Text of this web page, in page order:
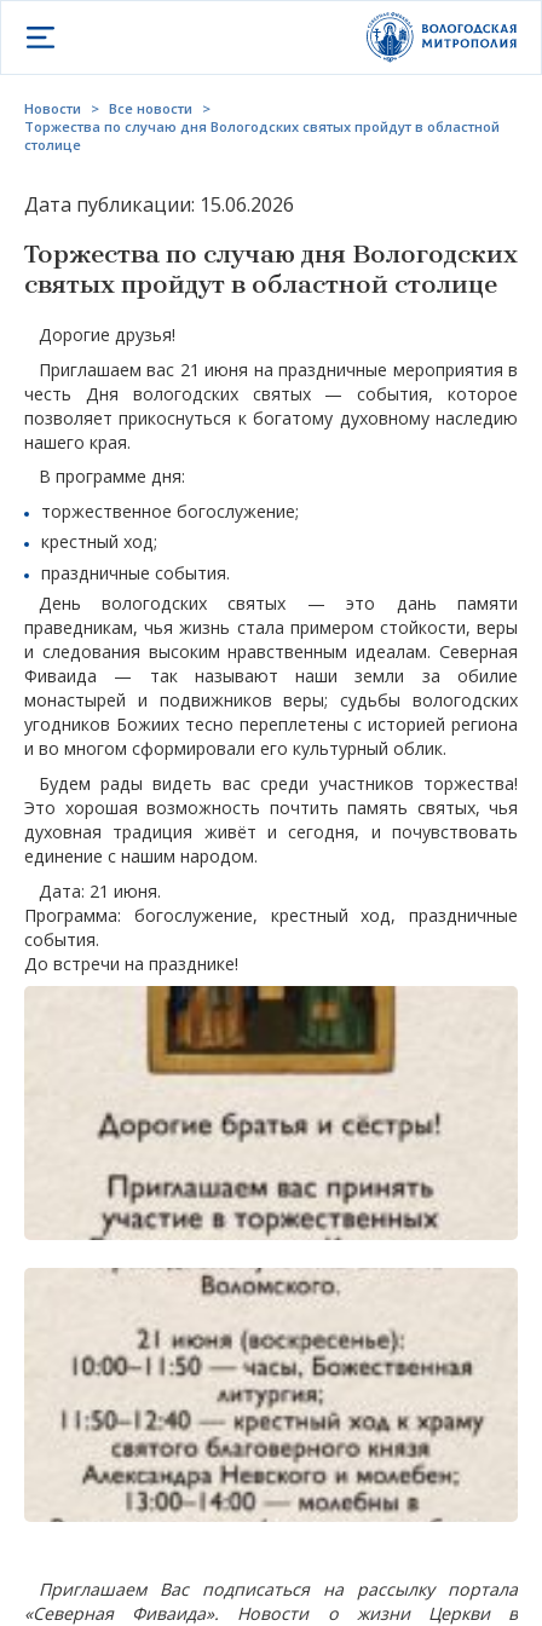
Открыть меню
Новости > Все новости
>
Торжества по случаю дня Вологодских святых пройдут в областной
столице
Дата публикации: 15.06.2026
Торжества по случаю дня Вологодских
святых пройдут в областной столице
Дорогие друзья!
Приглашаем вас 21 июня на праздничные мероприятия в
честь Дня вологодских святых — события, которое
позволяет прикоснуться к богатому духовному наследию
нашего края.
В программе дня:
торжественное богослужение;
крестный ход;
праздничные события.
День вологодских святых — это дань памяти
праведникам, чья жизнь стала примером стойкости, веры
и следования высоким нравственным идеалам. Северная
Фиваида — так называют наши земли за обилие
монастырей и подвижников веры; судьбы вологодских
угодников Божиих тесно переплетены с историей региона
и во многом сформировали его культурный облик.
Будем рады видеть вас среди участников торжества!
Это хорошая возможность почтить память святых, чья
духовная традиция живёт и сегодня, и почувствовать
единение с нашим народом.
Дата: 21 июня.
Программа: богослужение, крестный ход, праздничные
события.
До встречи на празднике!
Приглашаем Вас подписаться на рассылку портала
«Северная Фиваида». Новости о жизни Церкви в